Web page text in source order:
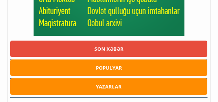
SON XƏBƏR
POPULYAR
YAZARLAR